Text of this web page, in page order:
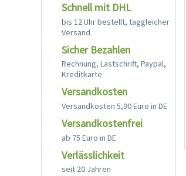
Schnell mit DHL
bis 12 Uhr bestellt, taggleicher
Versand
Sicher Bezahlen
Rechnung, Lastschrift, Paypal,
Kreditkarte
Versandkosten
Versandkosten 5,90 Euro in DE
Versandkostenfrei
ab 75 Euro in DE
Verlässlichkeit
seit 20 Jahren